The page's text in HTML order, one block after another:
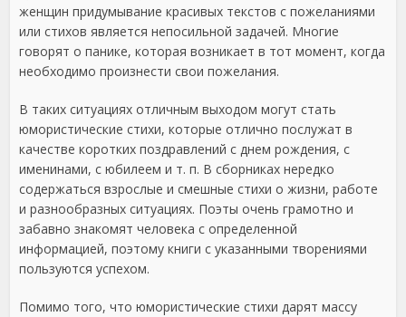
женщин придумывание красивых текстов с пожеланиями
или стихов является непосильной задачей. Многие
говорят о панике, которая возникает в тот момент, когда
необходимо произнести свои пожелания.
В таких ситуациях отличным выходом могут стать
юмористические стихи, которые отлично послужат в
качестве коротких поздравлений с днем рождения, с
именинами, с юбилеем и т. п. В сборниках нередко
содержаться взрослые и смешные стихи о жизни, работе
и разнообразных ситуациях. Поэты очень грамотно и
забавно знакомят человека с определенной
информацией, поэтому книги с указанными творениями
пользуются успехом.
Помимо того, что юмористические стихи дарят массу